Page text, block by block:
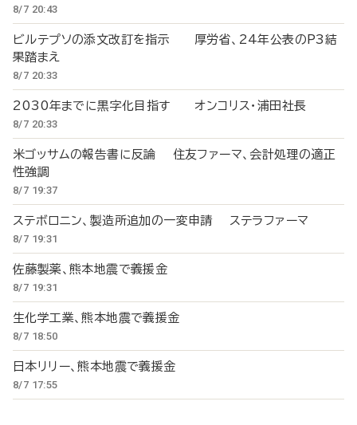
8/7 20:43
ビルテプソの添文改訂を指示 厚労省、24年公表のP3結
果踏まえ
8/7 20:33
2030年までに黒字化目指す オンコリス・浦田社長
8/7 20:33
米ゴッサムの報告書に反論 住友ファーマ、会計処理の適正
性強調
8/7 19:37
ステボロニン、製造所追加の一変申請 ステラファーマ
8/7 19:31
佐藤製薬、熊本地震で義援金
8/7 19:31
生化学工業、熊本地震で義援金
8/7 18:50
日本リリー、熊本地震で義援金
8/7 17:55